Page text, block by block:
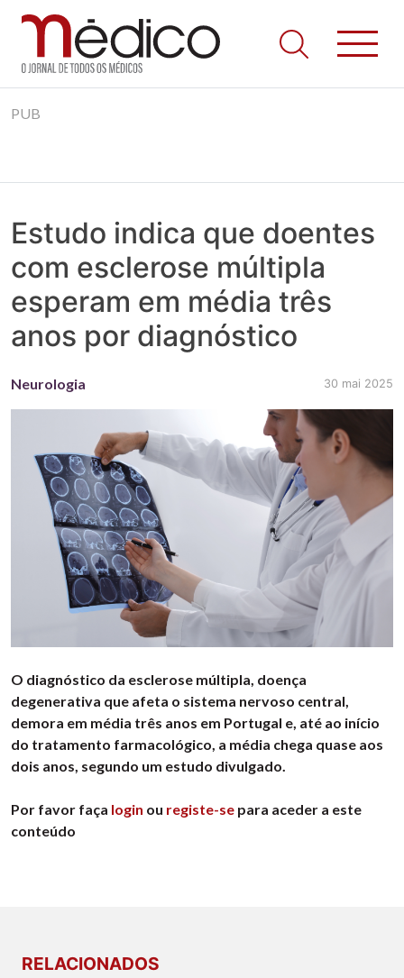
to
Jornal Médico
Médico – O Jornal de Todos os Médicos. Onde as notícias
realmente contam! Tudo o que se passa na Saúde!
PUB
Estudo indica que doentes
com esclerose múltipla
esperam em média três
anos por diagnóstico
Neurologia 30 mai 2025
O diagnóstico da esclerose múltipla, doença
degenerativa que afeta o sistema nervoso central,
demora em média três anos em Portugal e, até ao início
do tratamento farmacológico, a média chega quase aos
dois anos, segundo um estudo divulgado.
Por favor faça login ou registe-se para aceder a este
conteúdo
RELACIONADOS